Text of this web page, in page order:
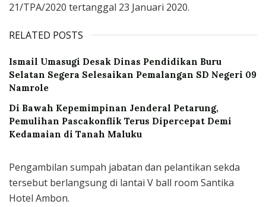
21/TPA/2020 tertanggal 23 Januari 2020.
RELATED POSTS
Ismail Umasugi Desak Dinas Pendidikan Buru
Selatan Segera Selesaikan Pemalangan SD Negeri 09
Namrole
Di Bawah Kepemimpinan Jenderal Petarung,
Pemulihan Pascakonflik Terus Dipercepat Demi
Kedamaian di Tanah Maluku
Pengambilan sumpah jabatan dan pelantikan sekda
tersebut berlangsung di lantai V ball room Santika
Hotel Ambon.